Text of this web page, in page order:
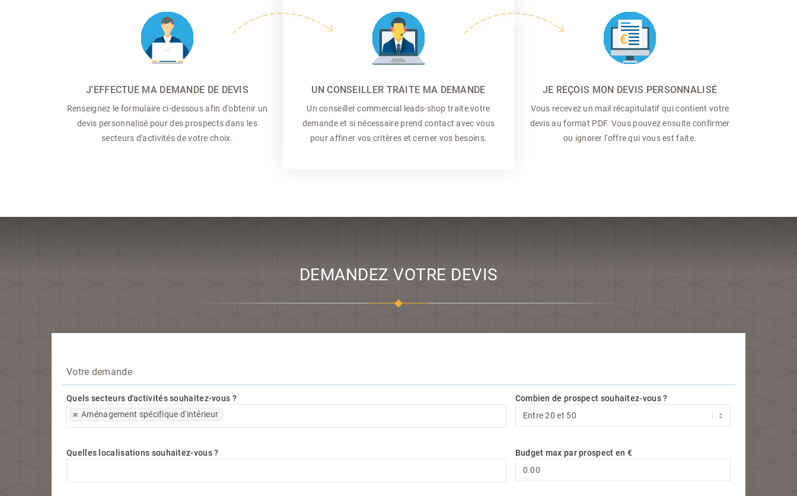
J'EFFECTUE MA DEMANDE DE DEVIS
Renseignez le formulaire ci-dessous afin d'obtenir un
devis personnalisé pour des prospects dans les
secteurs d'activités de votre choix.
UN CONSEILLER TRAITE MA DEMANDE
Un conseiller commercial
leads-shop traite votre
demande et si nécessaire prend contact avec vous
pour affiner vos critères et cerner vos besoins.
JE REÇOIS MON DEVIS PERSONNALISÉ
Vous recevez un mail récapitulatif qui contient votre
devis au format PDF. Vous pouvez ensuite confirmer
ou ignorer l'offre qui vous est faite.
DEMANDEZ VOTRE DEVIS
Votre demande
Quels secteurs d'activités souhaitez-vous ?
Aménagement spécifique d'intérieur
Quels secteurs d'activités souhaitez-vous ?
Combien de prospect souhaitez-vous ?
Quelles localisations souhaitez-vous ?
Budget max par prospect en €